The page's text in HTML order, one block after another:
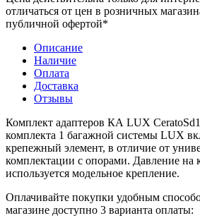
отличаться от цен в розничных
публичной офертой*
Описание
Наличие
Оплата
Доставка
Отзывы
Комплект адаптеров КА LUX
комплекта 1 багажной системы LUX
крепежный элемент, в отличие от
комплектации с опорами. Давление
используется модельное крепление.
Оплачивайте покупки удобным
магазине доступно 3 варианта оплаты: